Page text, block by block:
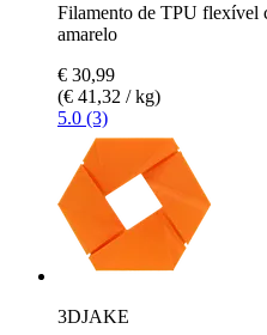
Filamento de TPU flexível
amarelo
€ 30,99
(€ 41,32 / kg)
5.0 (3)
3DJAKE